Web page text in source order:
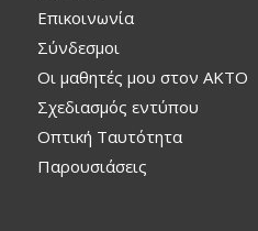
Επικοινωνία
Σύνδεσμοι
Οι μαθητές μου στον ΑΚΤΟ
Σχεδιασμός εντύπου
Οπτική Ταυτότητα
Παρουσιάσεις